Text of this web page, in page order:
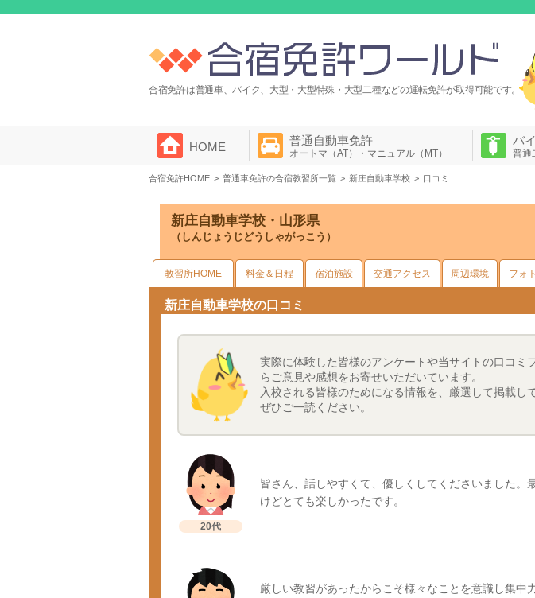
合宿免許は普通車、バイク、大型・大型特殊・大型二種などの運転免許が取得可能です。
HOME 普通自動車免許
オートマ（AT）・マニュアル（MT）
バ
普通
合宿免許HOME 普通車免許の合宿教習所一覧 新庄自動車学校 口コミ
新庄自動車学校・山形県
（しんじょうじどうしゃがっこう）
教習所HOME 料金＆日程 宿泊施設 交通アクセス 周辺環境 フォト
新庄自動車学校の口コミ
実際に体験した皆様のアンケートや当サイトの口コミ
らご意見や感想をお寄せいただいています。
入校される皆様のためになる情報を、厳選して掲載し
ぜひご一読ください。
20代
皆さん、話しやすくて、優しくしてくださいました。
けどとても楽しかったです。
厳しい教習があったからこそ様々なことを意識し集中